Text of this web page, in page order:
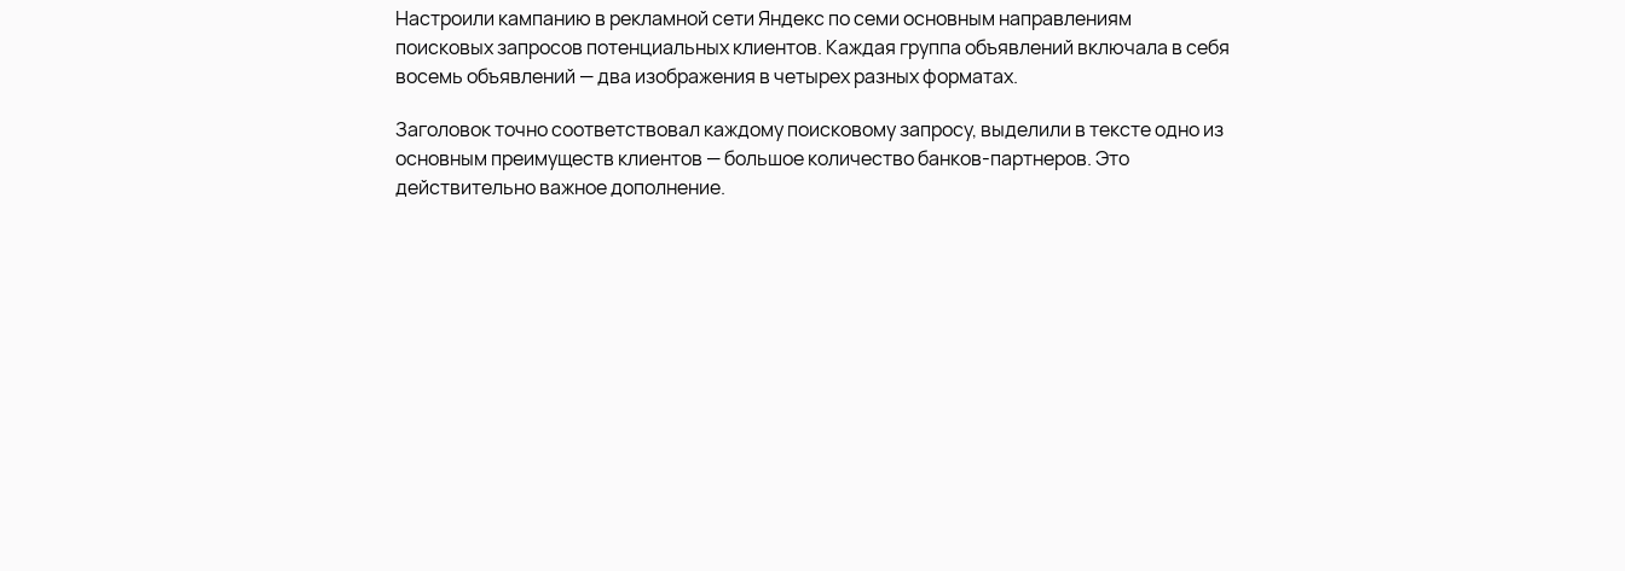
Настроили кампанию в рекламной сети Яндекс по семи основным направлениям
поисковых запросов потенциальных клиентов. Каждая группа объявлений включала в себя
восемь объявлений — два изображения в четырех разных форматах.
Заголовок точно соответствовал каждому поисковому запросу, выделили в тексте одно из
основным преимуществ клиентов — большое количество банков-партнеров. Это
действительно важное дополнение.